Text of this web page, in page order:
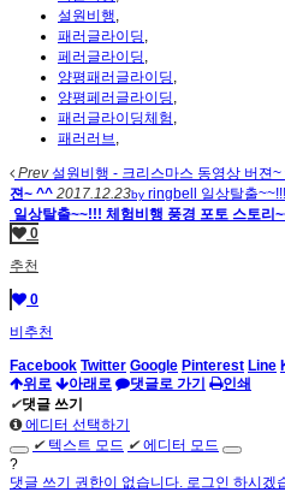
설원비행,
패러글라이딩,
페러글라이딩,
양평패러글라이딩,
양평페러글라이딩,
패러글라이딩체험,
패러러브,
Prev설원비행 - 크리스마스 동영상 버젼~
젼~ ^^ 2017.12.23by ringbell 일상탈출
일상탈출~~!!! 체험비행 풍경 포토 스토리
0
추천
0
비추천
Facebook Twitter Google Pinterest Line
위로
아래로 댓글로 가기
인쇄
✔댓글 쓰기
에디터 선택하기
✔ 텍스트 모드 ✔에디터 모드
?
댓글 쓰기 권한이 없습니다. 로그인 하시겠